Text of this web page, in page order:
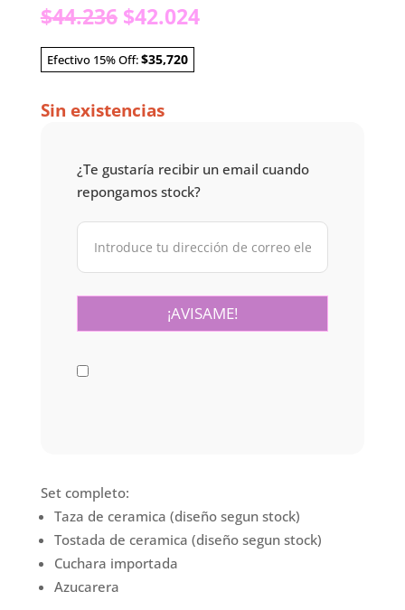
$44.236 El
precio
original
era:
$42.024El
Efectivo 15% Off:$35,720
Sin existencias
¿Te gustaría recibir un email cuando
repongamos stock?
Set completo:
Taza de ceramica (diseño segun stock)
Tostada de ceramica (diseño segun stock)
Cuchara importada
Azucarera